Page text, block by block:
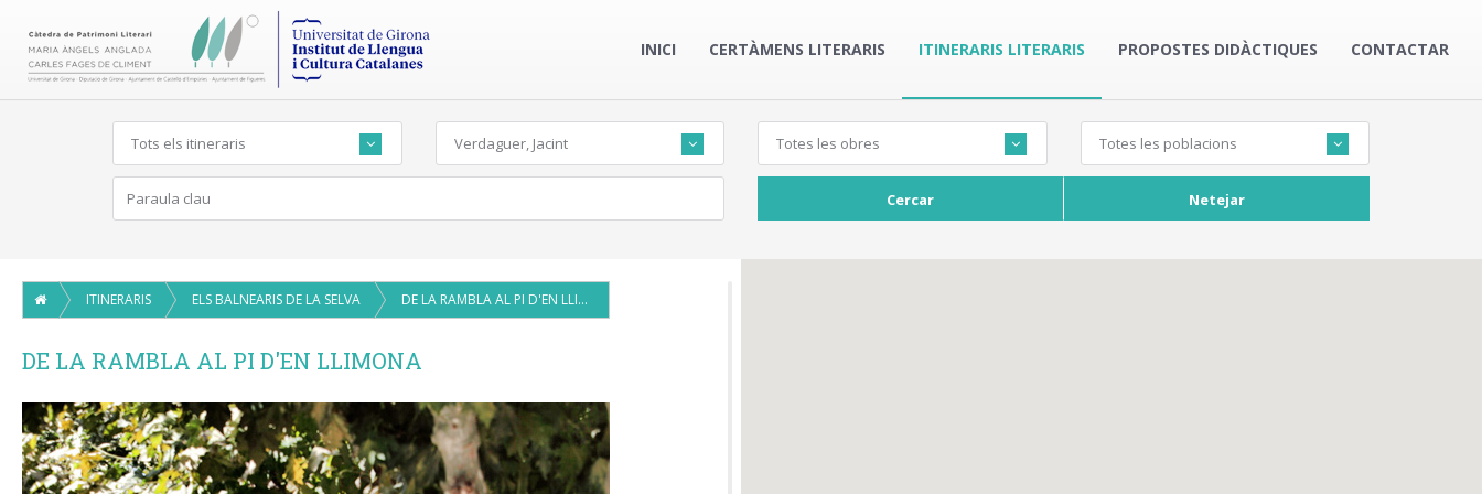
INICI CERTÀMENS LITERARIS ITINERARIS LITERARIS PROPOSTES DIDÀCTIQUES CONTACTAR
Tots els itineraris Verdaguer, Jacint Totes les obres Totes les poblacions
Cercar Netejar
ITINERARIS ELS BALNEARIS DE LA SELVA DE LA RAMBLA AL PI D'EN LLIMONA
DE LA RAMBLA AL PI D'EN LLIMONA